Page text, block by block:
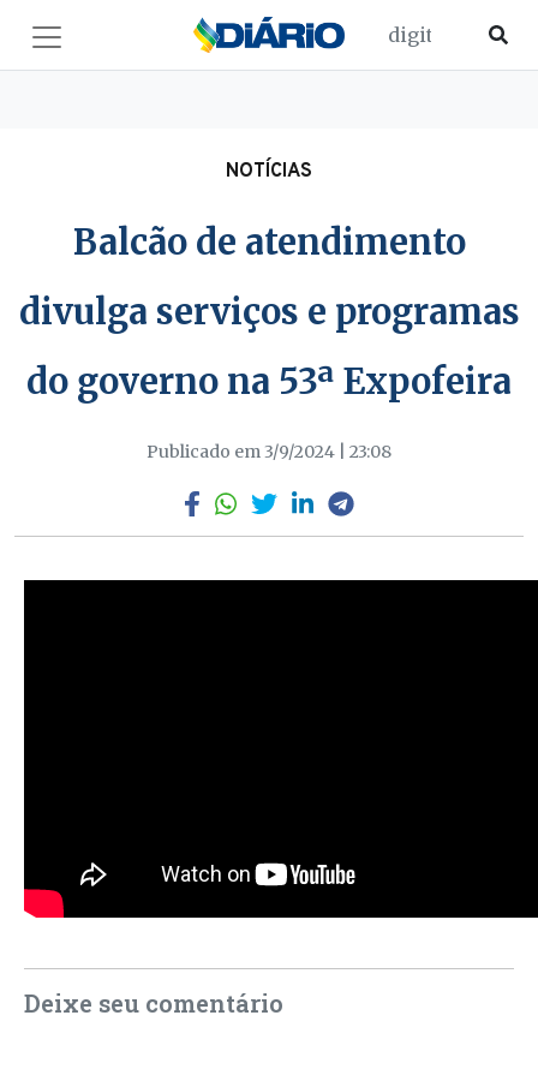
NOTÍCIAS
Balcão de atendimento
divulga serviços e programas
do governo na 53ª Expofeira
Publicado em 3/9/2024 | 23:08
Deixe seu comentário